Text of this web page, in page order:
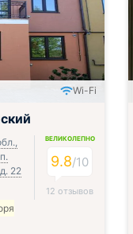
Wi-Fi
22
ВЕЛИКОЛЕПНО
9.8/10
12 отзывов